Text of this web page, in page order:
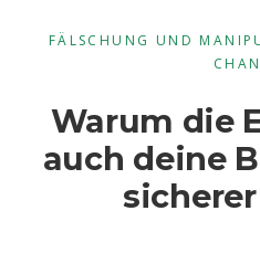
FÄLSCHUNG UND
Warum die
auch deine